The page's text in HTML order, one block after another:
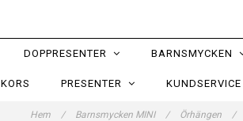
DOPPRESENTER BARNSMYCKEN
KORS PRESENTER KUNDSERVICE
Hem / Barnsmycken MINI / Örhängen /